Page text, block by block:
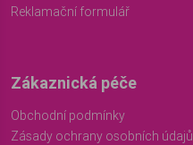
Reklamační formulář
Zákaznická péče
Obchodní podmínky
Zásady ochrany osobních údajů